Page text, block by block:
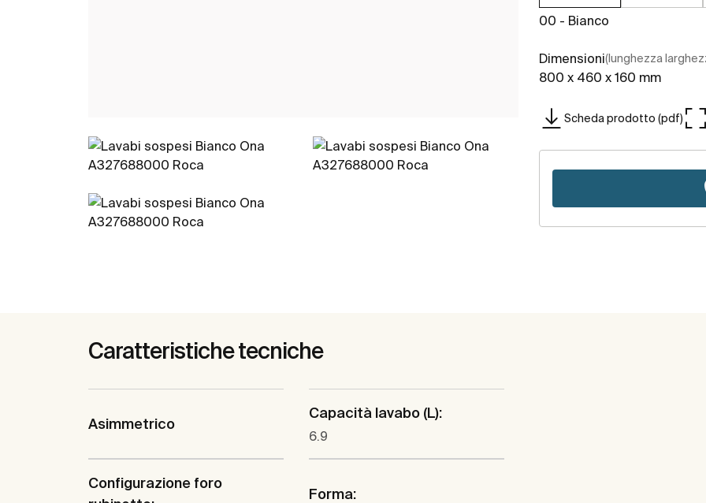
00 - Bianco
Dimensioni(lunghezza
800 x 460 x 160 mm
Scheda prodotto (pdf)
Caratteristiche tecniche
Asimmetrico
Capacità lavabo (L):
6.9
Configurazione foro
Forma: